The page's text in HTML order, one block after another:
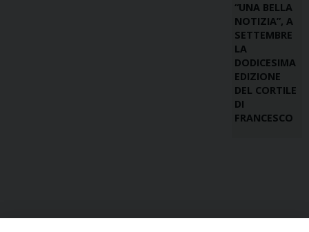
“UNA BELLA
NOTIZIA”, A
SETTEMBRE
LA
DODICESIMA
EDIZIONE
DEL CORTILE
DI
FRANCESCO